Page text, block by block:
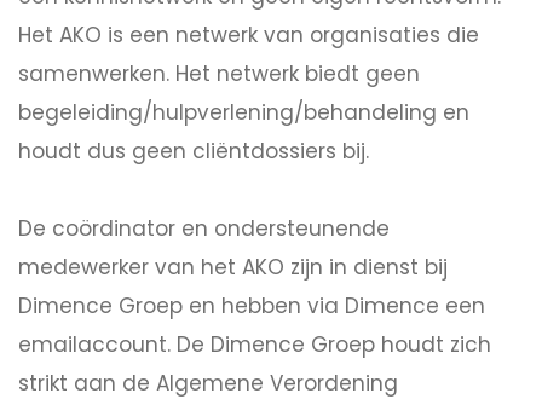
Het AKO is een netwerk van organisaties die
samenwerken. Het netwerk biedt geen
begeleiding/hulpverlening/behandeling en
houdt dus geen cliëntdossiers bij.
De coördinator en ondersteunende
medewerker van het AKO zijn in dienst bij
Dimence Groep en hebben via Dimence een
emailaccount. De Dimence Groep houdt zich
strikt aan de Algemene Verordening